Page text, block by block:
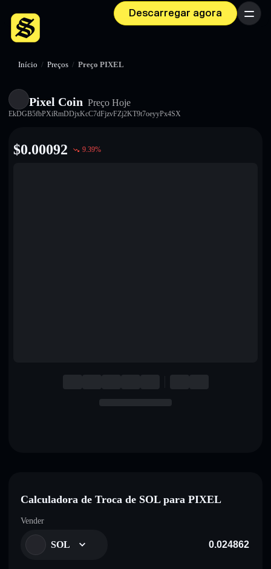
Descarregar agora Menu
Início / Preços / Preço PIXEL
Pixel Coin Preço Hoje
EkDGB5fbPXiRmDDjxKcC7dFjzvFZj2KT9t7oeyyPx4SX
$0.00092 9.39%
Calculadora de Troca de SOL para PIXEL
Vender
SOL